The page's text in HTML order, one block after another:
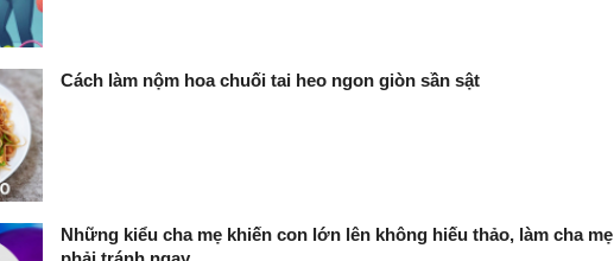
Cách làm nộm hoa chuối tai heo ngon giòn sần sật
Những kiểu cha mẹ khiến con lớn lên không hiếu thảo, làm cha mẹ